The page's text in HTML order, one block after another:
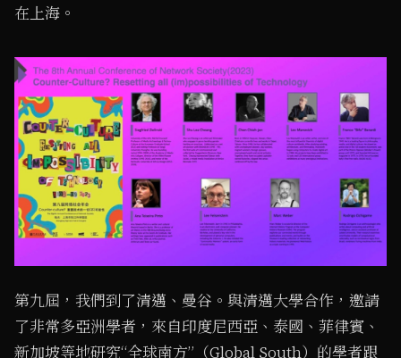
在上海。
第九屆，我們到了清邁、曼谷。與清邁大學合作，邀請
了非常多亞洲學者，來自印度尼西亞、泰國、菲律賓、
新加坡等地研究“全球南方”（Global South）的學者跟